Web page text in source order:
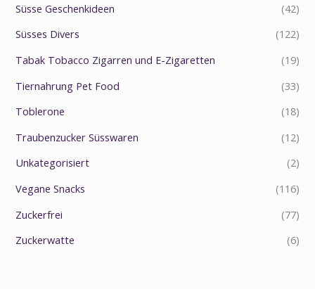
Süsse Geschenkideen
(42)
Süsses Divers
(122)
Tabak Tobacco Zigarren und E-Zigaretten
(19)
Tiernahrung Pet Food
(33)
Toblerone
(18)
Traubenzucker Süsswaren
(12)
Unkategorisiert
(2)
Vegane Snacks
(116)
Zuckerfrei
(77)
Zuckerwatte
(6)